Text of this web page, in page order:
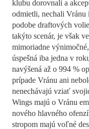
klubu dorovnali a
odmietli, nechali Vránu
podobe draftových
takýto scenár, je však
mimoriadne
úspešná iba jedna v
navýšená až o 994 %
prípade Vránu ani
nenechávajú vziať
Wings majú o Vránu
nového hlavného
stropom majú voľné